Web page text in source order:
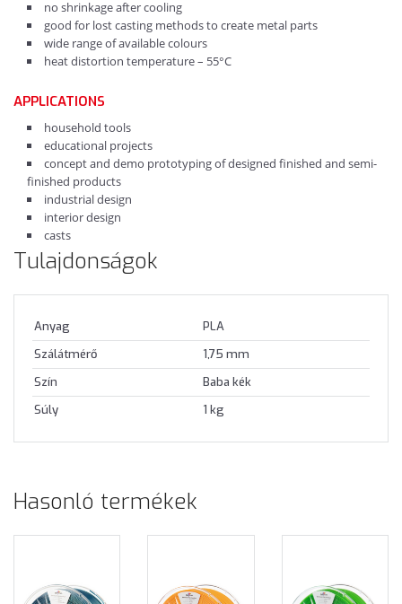
no shrinkage after cooling
good for lost casting methods to create metal parts
wide range of available colours
heat distortion temperature – 55°C
APPLICATIONS
household tools
educational projects
concept and demo prototyping of designed finished and semi-
finished products
industrial design
interior design
casts
Tulajdonságok
Anyag
PLA
Szálátmérő
1,75 mm
Szín
Baba kék
Súly
1 kg
Hasonló termékek